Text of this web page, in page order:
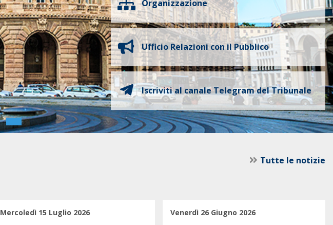
Organizzazione
Ufficio Relazioni con il Pubblico
Iscriviti al canale Telegram del Tribunale
Tutte le notizie
Mercoledì 15 Luglio 2026 Venerdì 26 Giugno 2026